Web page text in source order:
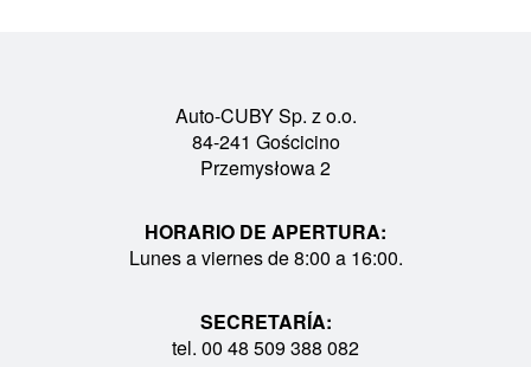
Auto-CUBY Sp. z o.o.
84-241 Gościcino
Przemysłowa 2
HORARIO DE APERTURA:
Lunes a viernes de 8:00 a 16:00.
SECRETARÍA:
tel. 00 48 509 388 082